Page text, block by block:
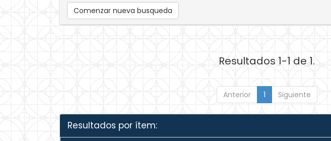
Comenzar nueva busqueda
Resultados 1-1 de 1.
Anterior 1 Siguiente
Resultados por ítem: